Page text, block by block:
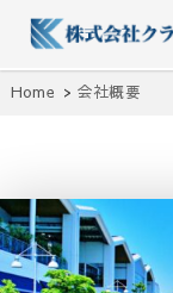
株式会
地域のコミュニティ
Home 会社概要